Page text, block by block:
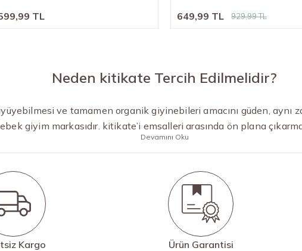
TL 649,99 TL 929,99 TL
Neden kitikate Tercih Edilmelidir?
ve tamamen organik giyinebileri amacını güden, aynı
giyim markasıdır. kitikate’i emsalleri arasında ön plana
Devamını Oku
Kargo Ürün Garantisi